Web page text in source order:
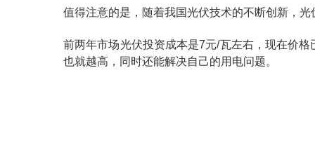
值得注意的是，随着我国光伏技术的不断创新，
前两年市场光伏投资成本是7元/瓦左右，现在价
也就越高，同时还能解决自己的用电问题。